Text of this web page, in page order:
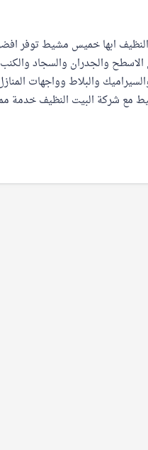
ابها خميس مشيط توفر
الاسطح والجدران والسجاد
والبلاط وواجهات
شركة البيت النظيف خدمة